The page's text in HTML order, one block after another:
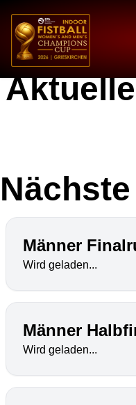
Männer
Wird geladen...
Männer
Wird geladen...